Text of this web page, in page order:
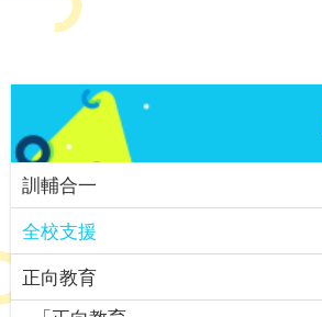
訓輔合一
全校支援
正向教育